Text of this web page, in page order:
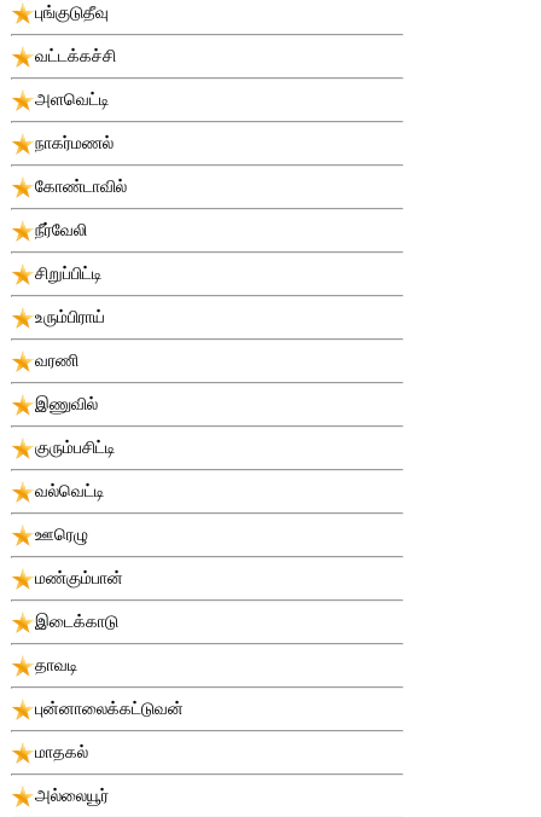
புங்குடுதீவு
வட்டக்கச்சி
அளவெட்டி
நாகர்மணல்
கோண்டாவில்
நீர்வேலி
சிறுப்பிட்டி
உரும்பிராய்
வரணி
இணுவில்
குரும்பசிட்டி
வல்வெட்டி
ஊரெழு
மண்கும்பான்
இடைக்காடு
தாவடி
புன்னாலைக்கட்டுவன்
மாதகல்
அல்லையூர்